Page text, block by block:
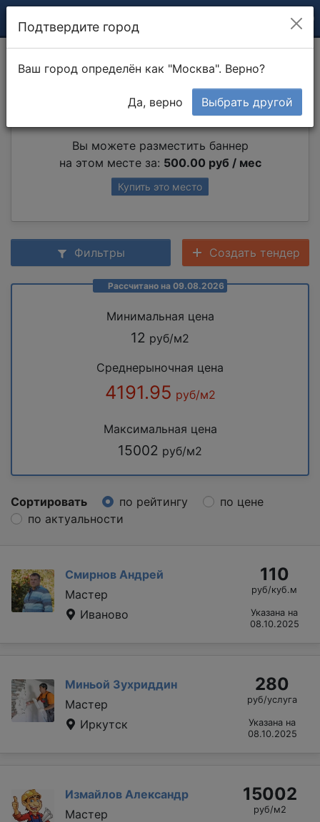
Обрезка деревьев
Вы можете разместить баннер
на этом месте за: 500.00 руб / мес
Купить это место
Фильтры Создать тендер
Рассчитано на 09.08.2026
Минимальная цена
12 руб/м2
Среднерыночная цена
4191.95 руб/м2
Максимальная цена
15002 руб/м2
Сортировать по рейтингу
по цене
по актуальности
Смирнов Андрей
Мастер
Иваново
110
руб/куб.м
Указана на
08.10.2025
Миньой Зухриддин
Мастер
Иркутск
280
руб/услуга
Указана на
08.10.2025
Измайлов Александр
Мастер
15002
руб/м2
Подтвердите город
Ваш город определён как "Москва". Верно?
Да, верно Выбрать другой